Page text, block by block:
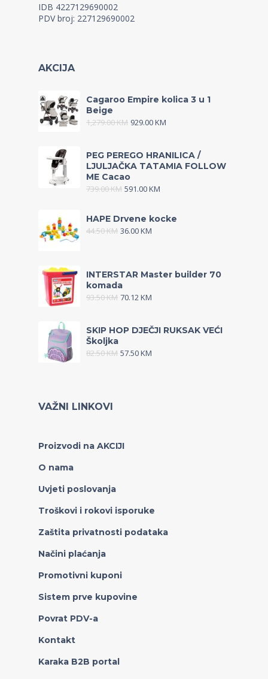
IDB 4227129690002
PDV broj: 227129690002
AKCIJA
Cagaroo Empire kolica 3 u 1
Beige
1,279.00KM 929.00KM
PEG PEREGO HRANILICA /
LJULJAČKA TATAMIA FOLLOW
ME Cacao
739.00KM 591.00KM
HAPE Drvene kocke
44.50KM 36.00KM
INTERSTAR Master builder 70
komada
93.50KM 70.12KM
SKIP HOP DJEČJI RUKSAK VEĆI
Školjka
82.50KM 57.50KM
VAŽNI LINKOVI
Proizvodi na AKCIJI
O nama
Uvjeti poslovanja
Troškovi i rokovi isporuke
Zaštita privatnosti podataka
Načini plaćanja
Promotivni kuponi
Sistem prve kupovine
Povrat PDV-a
Kontakt
Karaka B2B portal